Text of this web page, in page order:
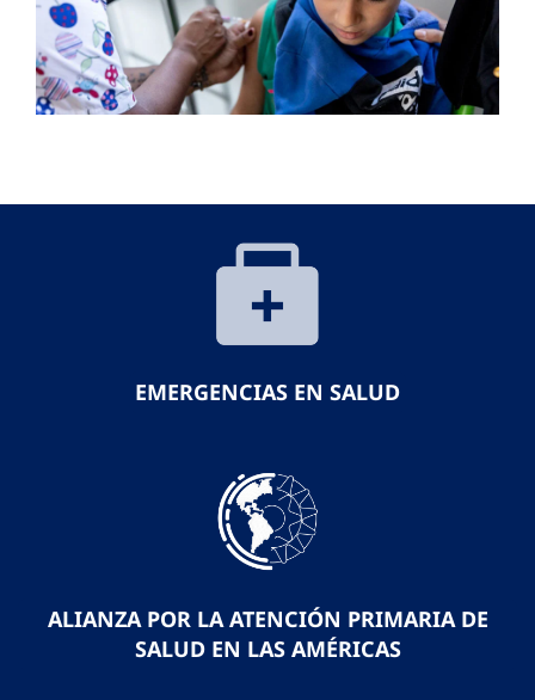
EMERGENCIAS EN SALUD
ALIANZA POR LA ATENCIÓN PRIMARIA DE
SALUD EN LAS AMÉRICAS